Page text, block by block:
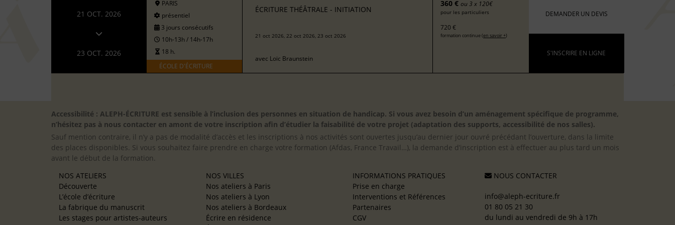
21 OCT. 2026
23 OCT. 2026
PARIS
présentiel
3 jours consécutifs
10h-13h / 14h-17h
18 h.
ÉCOLE D'ÉCRITURE
ÉCRITURE THÉÂTRALE - INITIATION
21 oct 2026, 22 oct 2026, 23 oct 2026
avec Loïc Braunstein
360 € ou 3 x 120€
pour les particuliers
720 €
formation continue (en savoir +)
DEMANDER UN DEVIS
S'INSCRIRE EN LIGNE
Accessibilité : ALEPH-ÉCRITURE est sensible à l’inclusion des personnes en situation de handicap. Si vous avez besoin d’un aménagement spécifique de programme,
n’hésitez pas à nous contacter en amont de votre inscription afin d’étudier la faisabilité de votre projet (adaptation des supports, accessibilité de nos salles).
Sauf mention contraire, il n’y a pas de modalité d’accès et les inscriptions à nos activités sont ouvertes jusqu’au dernier jour ouvré précédant l’ouverture, dans la limite
des places disponibles. Si vous souhaitez faire prendre en charge votre formation (Afdas, France Travail…), la demande d’inscription est à effectuer au plus tard un mois
avant le début de la formation.
NOS ATELIERS
Découverte
L’école d’écriture
La fabrique du manuscrit
Les stages pour artistes-auteurs
NOS VILLES
Nos ateliers à Paris
Nos ateliers à Lyon
Nos ateliers à Bordeaux
Écrire en résidence
INFORMATIONS PRATIQUES
Prise en charge
Interventions et Références
Partenaires
CGV
NOUS CONTACTER
info@aleph-ecriture.fr
01 80 05 21 30
du lundi au vendredi de 9h à 17h